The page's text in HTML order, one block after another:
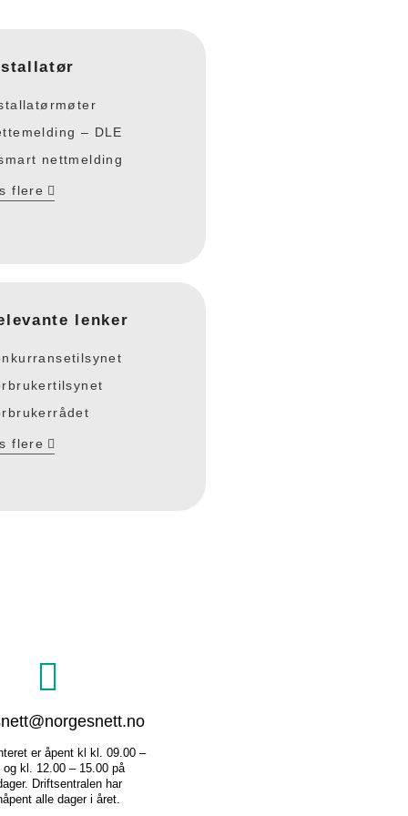
– DLE
nettmelding
flere
lenker
flere
er åpent kl kl. 09.00 –
og kl. 12.00 – 15.00 på
Driftsentralen har
alle dager i året.